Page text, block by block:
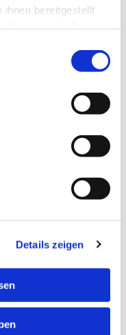
ihnen bereitgestellt
Details zeigen
im
Zentrum
und Carola
auch